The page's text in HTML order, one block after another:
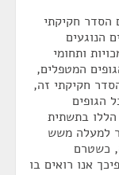
הסדר חקיקתי
הנוגעים
ותחומי
המטפלים,
חקיקתי זה,
הגופים
הללו בתשתית
למעלה משש
כשטרם
אנו רואים בו